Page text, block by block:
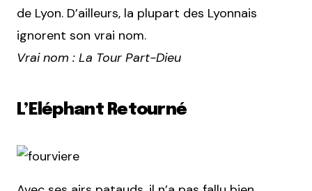
de Lyon. D’ailleurs, la plupart des Lyonnais
ignorent son vrai nom.
Vrai nom : La Tour Part-Dieu
L’Eléphant Retourné